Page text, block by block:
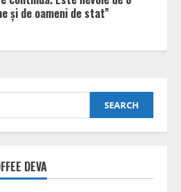
și de oameni de stat”
DEVA